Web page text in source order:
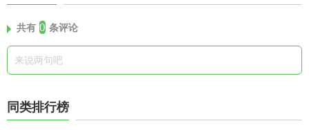
共有 0 条评论
同类排行榜